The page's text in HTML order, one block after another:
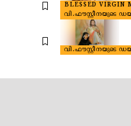
BLESSED VIRGIN
വി.ഫൗസ്റ്റീനയുടെ
വി.ഫൗസ്റ്റീനയുടെ